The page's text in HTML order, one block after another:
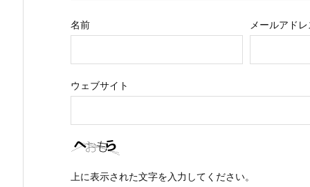
名前 メールアドレ
ウェブサイト
上に表示された文字を入力してください。